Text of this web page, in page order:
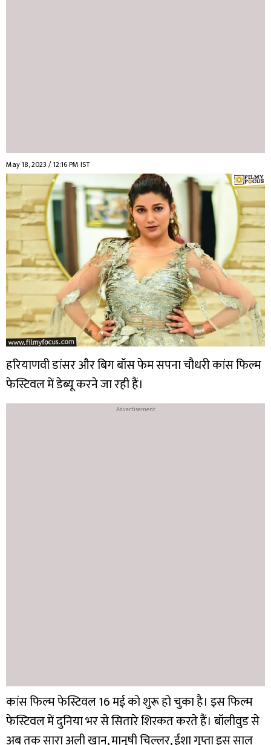
May 18, 2023 / 12:16 PM IST
हरियाणवी डांसर और बिग बॉस फेम सपना चौधरी कांस फिल्म
फेस्टिवल में डेब्यू करने जा रही हैं।
कांस फिल्म फेस्टिवल 16 मई को शुरू हो चुका है। इस फिल्म
फेस्टिवल में दुनिया भर से सितारे शिरकत करते हैं। बॉलीवुड से